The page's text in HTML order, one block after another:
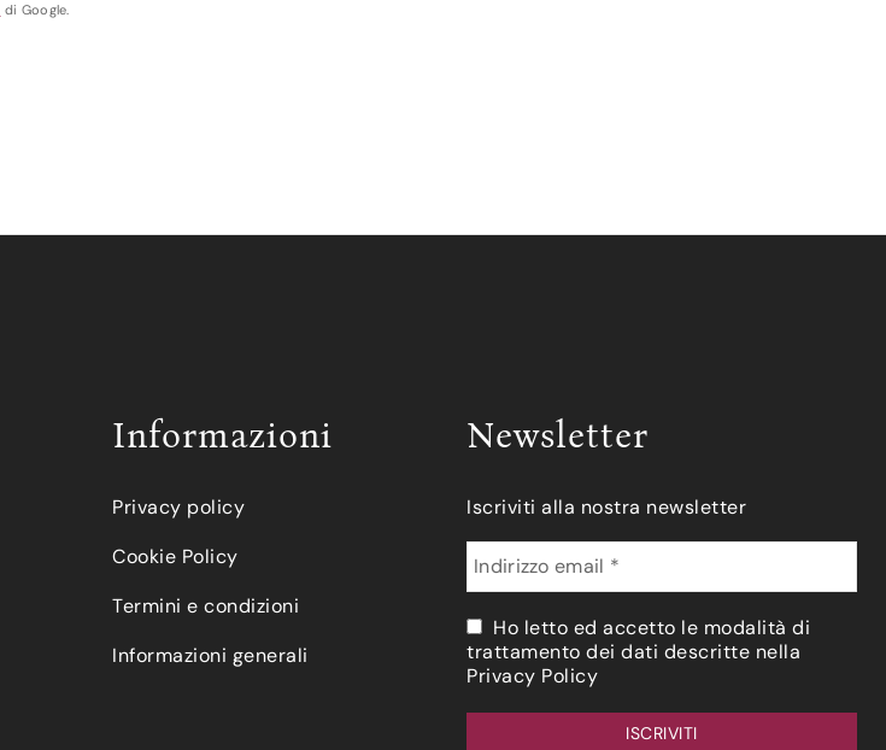
di Google.
Informazioni
Privacy policy
Cookie Policy
Termini e condizioni
Informazioni generali
Newsletter
Iscriviti alla nostra newsletter
Ho letto ed accetto le modalità di
trattamento dei dati descritte nella
Privacy Policy